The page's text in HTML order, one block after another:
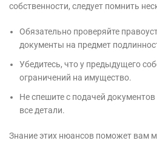
собственности, следует помнить
Обязательно проверяйте
документы на предмет
Убедитесь, что у предыдущего
ограничений на имущество.
Не спешите с подачей
все детали.
Знание этих нюансов поможет вам